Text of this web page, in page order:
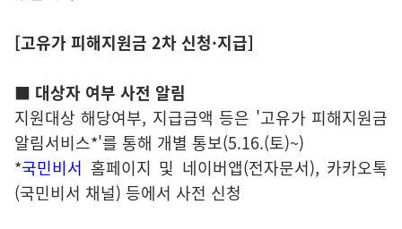
[고유가 피해지원금 2차 신청·지급]
■ 대상자 여부 사전 알림
지원대상 해당여부, 지급금액 등은 '고유가 피해지원금
알림서비스*'를 통해 개별 통보(5.16.(토)~)
*국민비서 홈페이지 및 네이버앱(전자문서), 카카오톡
(국민비서 채널) 등에서 사전 신청